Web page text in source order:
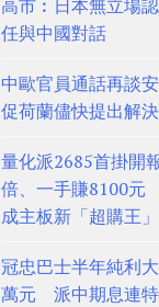
高市︰日本無立場
任與中國對話
中歐官員通話再談
促荷蘭儘快提出解
量化派2685首掛開
倍、一手賺8100元
成主板新「超購王」
冠忠巴士半年純利
萬元 派中期息連